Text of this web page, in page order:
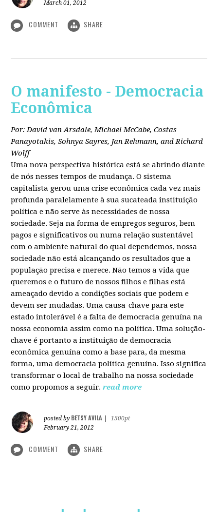
March 01, 2012
COMMENT SHARE
O manifesto - Democracia
Econômica
Por: David van Arsdale, Michael McCabe, Costas
Panayotakis, Sohnya Sayres, Jan Rehmann, and Richard
Wolff
Uma nova perspectiva histórica está se abrindo diante
de nós nesses tempos de mudança. O sistema
capitalista gerou uma crise econômica cada vez mais
profunda paralelamente à sua sucateada instituição
política e não serve às necessidades de nossa
sociedade. Seja na forma de empregos seguros, bem
pagos e significativos ou numa relação sustentável
com o ambiente natural do qual dependemos, nossa
sociedade não está alcançando os resultados que a
população precisa e merece. Não temos a vida que
queremos e o futuro de nossos filhos e filhas está
ameaçado devido a condições sociais que podem e
devem ser mudadas. Uma causa-chave para este
estado intolerável é a falta de democracia genuína na
nossa economia assim como na política. Uma solução-
chave é portanto a instituição de democracia
econômica genuína como a base para, da mesma
forma, uma democracia política genuína. Isso significa
transformar o local de trabalho na nossa sociedade
como propomos a seguir. read more
posted by BETSY AVILA
1500pt
February 21, 2012
COMMENT SHARE